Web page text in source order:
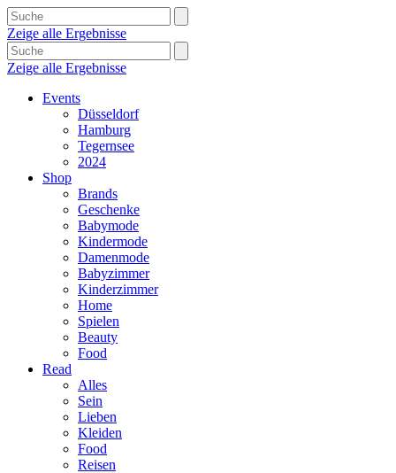
Zeige alle Ergebnisse
Zeige alle Ergebnisse
Events
Düsseldorf
Hamburg
Tegernsee
2024
Shop
Brands
Geschenke
Babymode
Kindermode
Damenmode
Babyzimmer
Kinderzimmer
Home
Spielen
Beauty
Food
Read
Alles
Sein
Lieben
Kleiden
Food
Reisen